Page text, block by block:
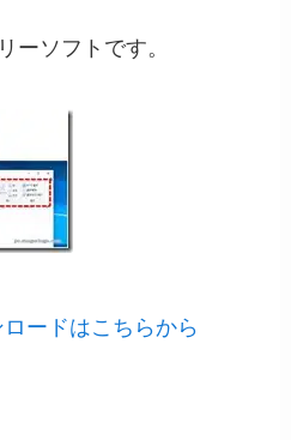
ーソフトです。
ードはこちらから